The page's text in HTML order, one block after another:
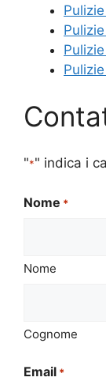
"*" indica i
Nome *
Nome
Cognome
Email *